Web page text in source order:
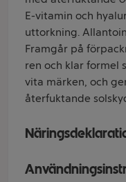
E-vitamin och
uttorkning.
Framgår på
ren och klar formel
vita märken, och
återfuktande